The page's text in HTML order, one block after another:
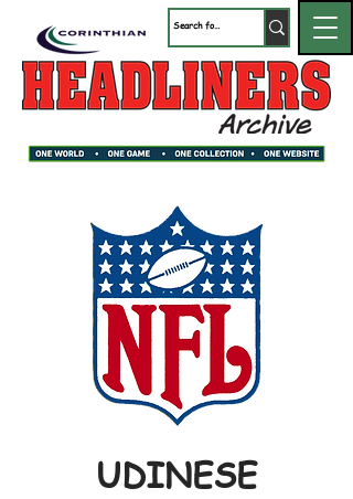
UDINESE